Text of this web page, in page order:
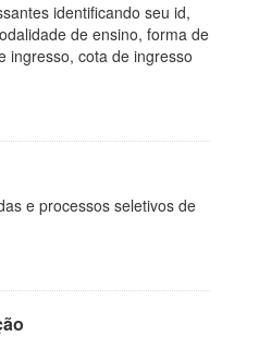
identificando seu id,
de ensino, forma de
ingresso, cota de ingresso
e processos seletivos de